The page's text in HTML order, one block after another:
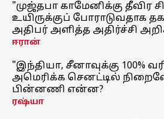
"முஜ்தபா காமேனிக்கு தீவிர
உயிருக்குப் போராடுவதாக
அதிபர் அளித்த அதிர்ச்சி
ஈரான்
"இந்தியா, சீனாவுக்கு 100%
அமெரிக்க செனட்டில்
பின்னணி என்ன?
ரஷ்யா